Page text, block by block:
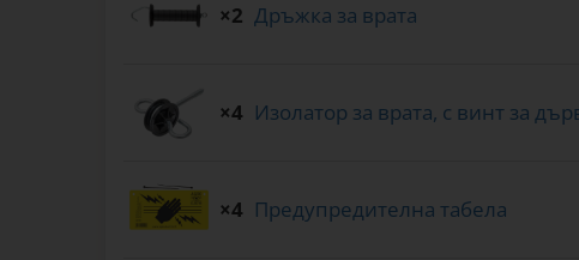
×2 Дръжка за врата
×4 Изолатор за врата, с винт за
×4 Предупредителна табела